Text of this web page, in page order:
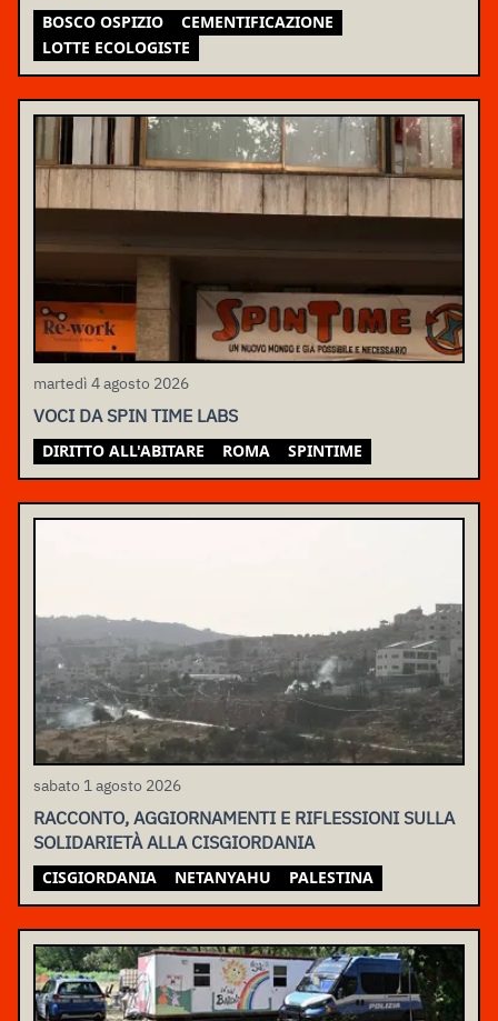
BOSCO OSPIZIO
CEMENTIFICAZIONE
LOTTE ECOLOGISTE
martedì 4 agosto 2026
VOCI DA SPIN TIME LABS
DIRITTO ALL'ABITARE ROMA SPINTIME
sabato 1 agosto 2026
RACCONTO, AGGIORNAMENTI E RIFLESSIONI SULLA
SOLIDARIETÀ ALLA CISGIORDANIA
CISGIORDANIA NETANYAHU PALESTINA